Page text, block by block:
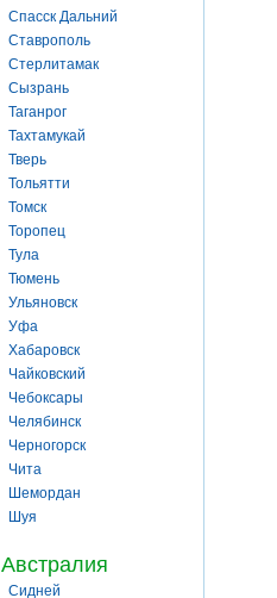
Спасск Дальний
Ставрополь
Стерлитамак
Сызрань
Таганрог
Тахтамукай
Тверь
Тольятти
Томск
Торопец
Тула
Тюмень
Ульяновск
Уфа
Хабаровск
Чайковский
Чебоксары
Челябинск
Черногорск
Чита
Шемордан
Шуя
Австралия
Сидней